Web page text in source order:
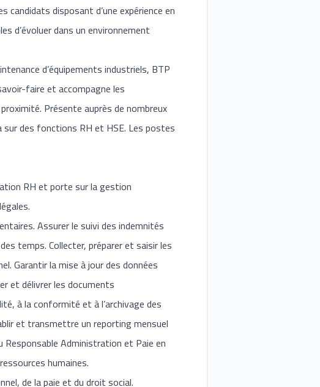
candidats disposant d’une expérience en
d’évoluer dans un environnement
d’équipements industriels, BTP
faire et accompagne les
Présente auprès de nombreux
sur des fonctions RH et HSE. Les postes
RH et porte sur la gestion
Assurer le suivi des indemnités
temps. Collecter, préparer et saisir les
Garantir la mise à jour des données
et délivrer les documents
à la conformité et à l’archivage des
et transmettre un reporting mensuel
Administration et Paie en
humaines.
de la paie et du droit social.